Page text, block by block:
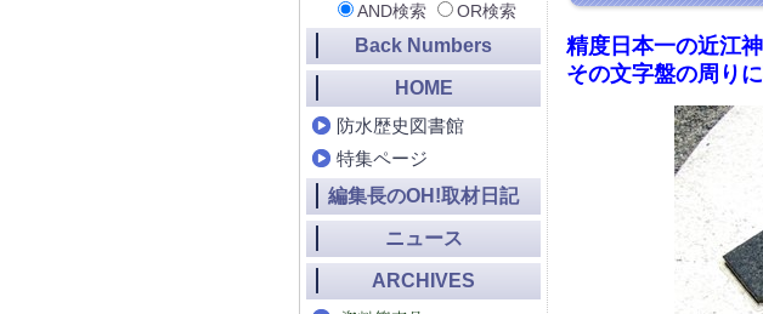
精度日本一の近江神
その文字盤の周り
AND検索 OR検索
Back Numbers
HOME
防水歴史図書館
特集ページ
編集長のOH!取材日記
ニュース
ARCHIVES